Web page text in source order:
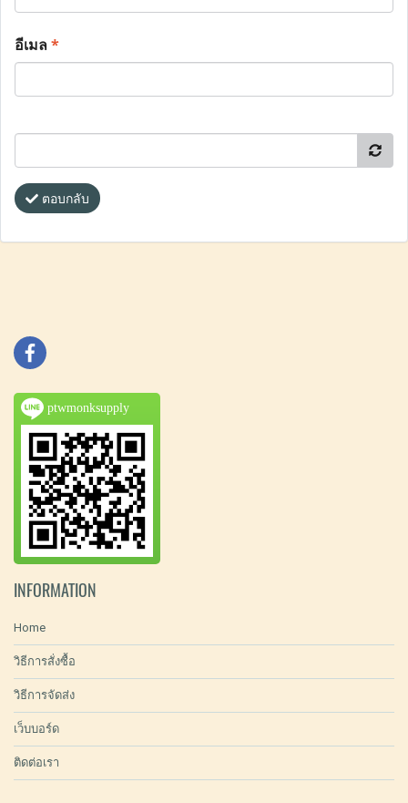
อีเมล*
ตอบกลับ
ptwmonksupply
INFORMATION
Home
วิธีการสั่งซื้อ
วิธีการจัดส่ง
เว็บบอร์ด
ติดต่อเรา